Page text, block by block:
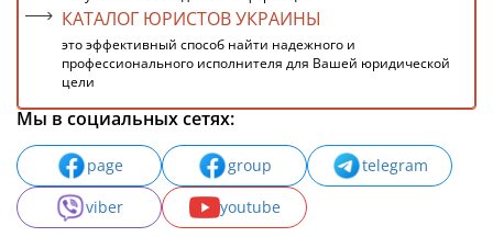
КАТАЛОГ ЮРИСТОВ УКРАИНЫ
это эффективный способ найти надежного и
профессионального исполнителя для Вашей юридической
цели
Мы в социальных сетях:
page group
telegram
viber
youtube